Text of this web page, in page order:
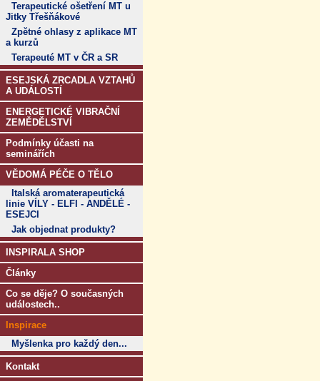
Terapeutické ošetření MT u
Jitky Třešňákové
Zpětné ohlasy z aplikace MT
a kurzů
Terapeuté MT v ČR a SR
ESEJSKÁ ZRCADLA VZTAHŮ
A UDÁLOSTÍ
ENERGETICKÉ VIBRAČNÍ
ZEMĚDĚLSTVÍ
Podmínky účasti na
seminářích
VĚDOMÁ PÉČE O TĚLO
Italská aromaterapeutická
linie VÍLY - ELFI - ANDĚLÉ -
ESEJCI
Jak objednat produkty?
INSPIRALA SHOP
Články
Co se děje? O současných
událostech..
Inspirace
Myšlenka pro každý den...
Kontakt